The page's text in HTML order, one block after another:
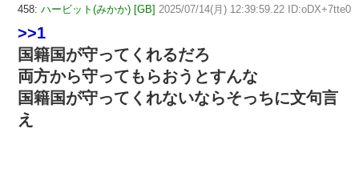
458: ハービット(みかか) [GB] 2025/07/14(月) 12:39:59.22 ID:oDX+7tte0
>>1
国籍国が守ってくれるだろ
両方から守ってもらおうとすんな
国籍国が守ってくれないならそっちに文句言
え